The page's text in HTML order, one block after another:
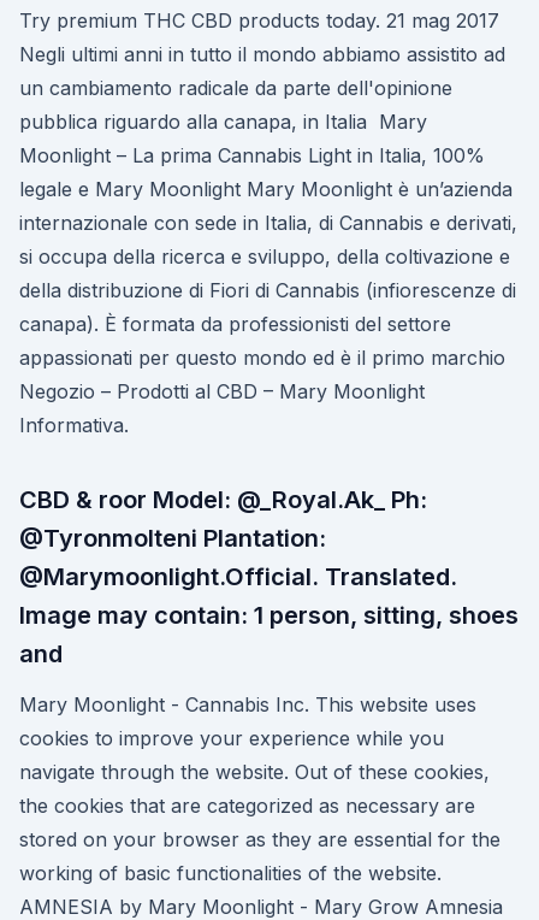
Try premium THC CBD products today. 21 mag 2017
Negli ultimi anni in tutto il mondo abbiamo assistito ad
un cambiamento radicale da parte dell'opinione
pubblica riguardo alla canapa, in Italia Mary
Moonlight – La prima Cannabis Light in Italia, 100%
legale e Mary Moonlight Mary Moonlight è un’azienda
internazionale con sede in Italia, di Cannabis e derivati,
si occupa della ricerca e sviluppo, della coltivazione e
della distribuzione di Fiori di Cannabis (infiorescenze di
canapa). È formata da professionisti del settore
appassionati per questo mondo ed è il primo marchio
Negozio – Prodotti al CBD – Mary Moonlight
Informativa.
CBD & roor Model: @_Royal.Ak_ Ph:
@Tyronmolteni Plantation:
@Marymoonlight.Official. Translated.
Image may contain: 1 person, sitting, shoes
and
Mary Moonlight - Cannabis Inc. This website uses
cookies to improve your experience while you
navigate through the website. Out of these cookies,
the cookies that are categorized as necessary are
stored on your browser as they are essential for the
working of basic functionalities of the website.
AMNESIA by Mary Moonlight - Mary Grow Amnesia